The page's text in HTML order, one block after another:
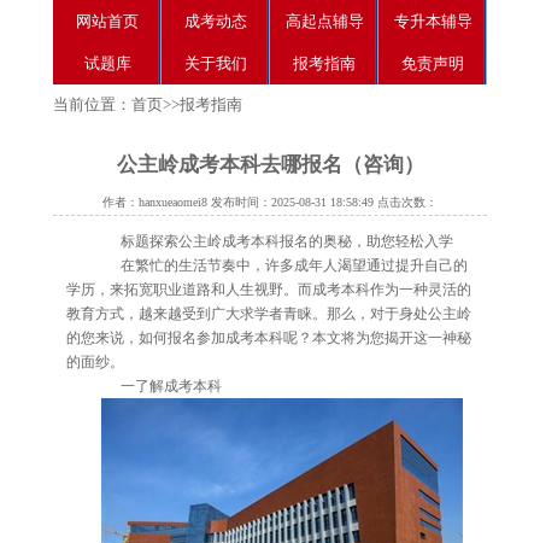
网站首页 成考动态 高起点辅导 专升本辅导
试题库 关于我们 报考指南 免责声明
当前位置： 首页>>报考指南
公主岭成考本科去哪报名（咨询）
作者：hanxueaomei8 发布时间：2025-08-31 18:58:49 点击次数：
标题探索公主岭成考本科报名的奥秘，助您轻松入学
在繁忙的生活节奏中，许多成年人渴望通过提升自己的
学历，来拓宽职业道路和人生视野。而成考本科作为一种灵活的
教育方式，越来越受到广大求学者青睐。那么，对于身处公主岭
的您来说，如何报名参加成考本科呢？本文将为您揭开这一神秘
的面纱。
一了解成考本科